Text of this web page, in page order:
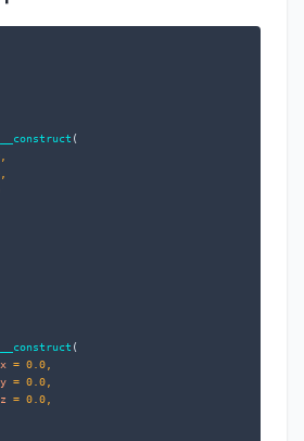
__construct (
__construct (
= 0.0,
= 0.0,
= 0.0,